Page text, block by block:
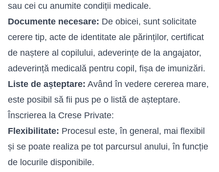
sau cei cu anumite condiții medicale.
Documente necesare: De obicei, sunt solicitate
cerere tip, acte de identitate ale părinților, certificat
de naștere al copilului, adeverințe de la angajator,
adeverință medicală pentru copil, fișa de imunizări.
Liste de așteptare: Având în vedere cererea mare,
este posibil să fii pus pe o listă de așteptare.
Înscrierea la Crese Private:
Flexibilitate: Procesul este, în general, mai flexibil
și se poate realiza pe tot parcursul anului, în funcție
de locurile disponibile.